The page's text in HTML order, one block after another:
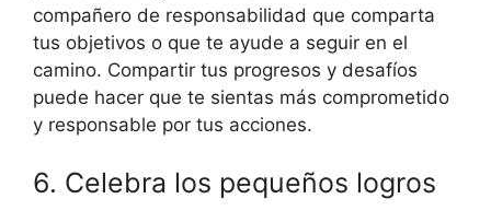
compañero de responsabilidad que comparta
tus objetivos o que te ayude a seguir en el
camino. Compartir tus progresos y desafíos
puede hacer que te sientas más comprometido
y responsable por tus acciones.
6. Celebra los pequeños logros